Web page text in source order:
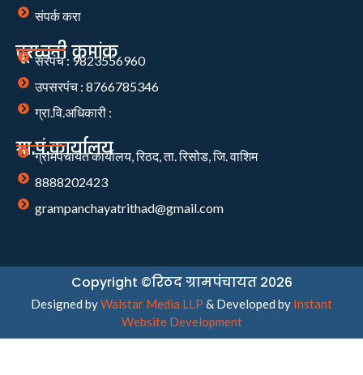
संपर्क करा
दूरध्वनी क्रमांक
सरपंच : 9823556960
उपसरपंच : 8766785346
ग्रा.वि.अधिकारी :
ग्रा.पं.कार्यालय
ग्रामपंचायत कार्यालय, रिठद, ता. रिसोड, जि. वाशिम
8888202423
grampanchayatrithad@gmail.com
Copyright ©रिठद ग्रामपंचायत 2026
Designed byWalstar Media LLP & Developed by Instant
Website Development